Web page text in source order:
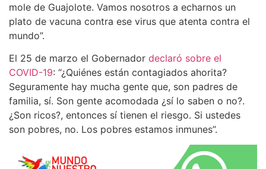
mole de Guajolote. Vamos nosotros a echarnos un
plato de vacuna contra ese virus que atenta contra el
mundo”.
El 25 de marzo el Gobernador declaró sobre el
COVID-19: “¿Quiénes están contagiados ahorita?
Seguramente hay mucha gente que, son padres de
familia, sí. Son gente acomodada ¿sí lo saben o no?.
¿Son ricos?, entonces sí tienen el riesgo. Si ustedes
son pobres, no. Los pobres estamos inmunes”.